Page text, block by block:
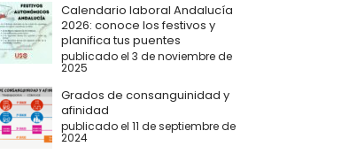
Calendario laboral Andalucía
2026: conoce los festivos y
planifica tus puentes
publicado el 3 de noviembre de
2025
Grados de consanguinidad y
afinidad
publicado el 11 de septiembre de
2024